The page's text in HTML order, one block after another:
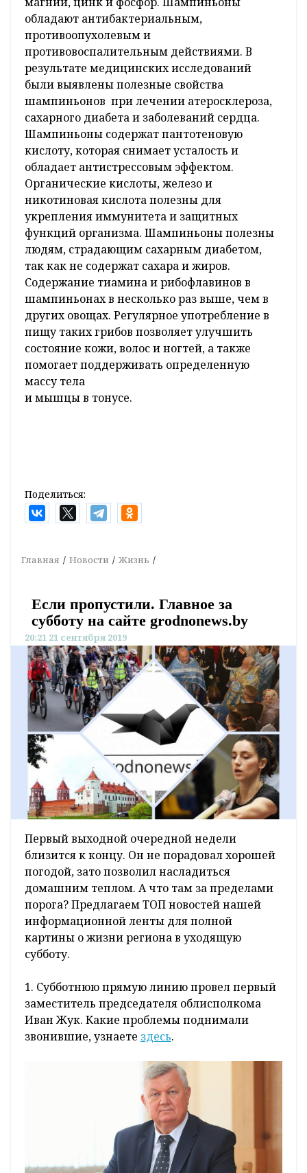
обладают антибактериальным,
противоопухолевым и
противовоспалительным действиями. В
результате медицинских исследований
были выявлены полезные свойства
шампиньонов при лечении атеросклероза,
сахарного диабета и заболеваний сердца.
Шампиньоны содержат пантотеновую
кислоту, которая снимает усталость и
обладает антистрессовым эффектом.
Органические кислоты, железо и
никотиновая кислота полезны для
укрепления иммунитета и защитных
функций организма. Шампиньоны полезны
людям, страдающим сахарным диабетом,
так как не содержат сахара и жиров.
Содержание тиамина и рибофлавинов в
шампиньонах в несколько раз выше, чем в
других овощах. Регулярное употребление в
пищу таких грибов позволяет улучшить
состояние кожи, волос и ногтей, а также
помогает поддерживать определенную
массу тела
и мышцы в тонусе.
Поделиться:
Главная Новости Жизнь
Если пропустили. Главное за
субботу на сайте grodnonews.by
20:21 21 сентября 2019
Первый выходной очередной недели
близится к концу. Он не порадовал хорошей
погодой, зато позволил насладиться
домашним теплом. А что там за пределами
порога? Предлагаем ТОП новостей нашей
информационной ленты для полной
картины о жизни региона в уходящую
субботу.
1. Субботнюю прямую линию провел первый
заместитель председателя облисполкома
Иван Жук. Какие проблемы поднимали
звонившие, узнаете здесь.